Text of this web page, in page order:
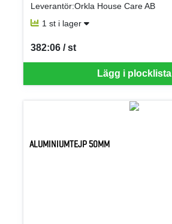
Leverantör:Orkla House Care AB
1 st i lager
Lägg i plocklista
382:06 / st
SEK per ST
ALUMINIUMTEJP 50MM